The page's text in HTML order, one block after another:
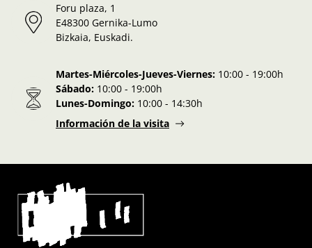
Foru plaza, 1
E48300 Gernika-Lumo
Bizkaia, Euskadi.
Martes-Miércoles-Jueves-Viernes: 10:00 - 19:00h
Sábado: 10:00 - 19:00h
Lunes-Domingo: 10:00 - 14:30h
Información de la visita